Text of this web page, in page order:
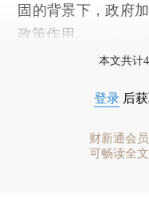
固的背景下，政府
政策作用。
本文共计
登录 后
财新通会员
可畅读全文